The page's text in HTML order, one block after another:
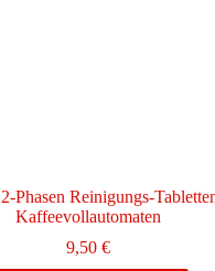
Phasen Reinigungs-
Kaffeevollautomaten
9,50€